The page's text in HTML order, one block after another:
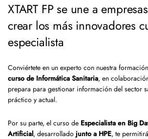
XTART FP se une a
crear los más innovadores
especialista
Conviértete en un experto con nuestra
curso de Informática Sanitaria, en
prepara para gestionar información del sector
práctico y actual.
Por su parte, el curso de Especialista en Big
Artificial, desarrollado junto a HPE, te